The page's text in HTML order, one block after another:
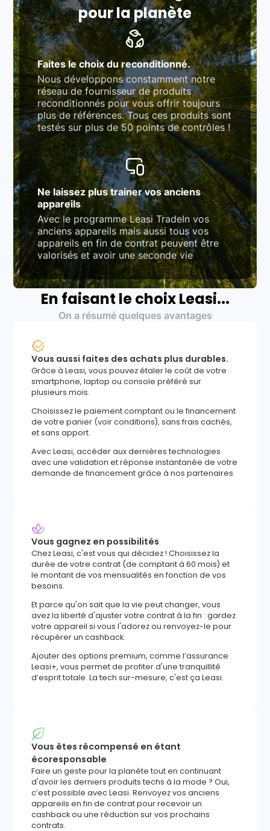
pour la planète
Faites le choix du reconditionné.
Nous développons constamment notre
réseau de fournisseur de produits
reconditionnés pour vous offrir toujours
plus de références. Tous ces produits sont
testés sur plus de 50 points de contrôles !
Ne laissez plus trainer vos anciens
appareils
Avec le programme Leasi TradeIn vos
anciens appareils mais aussi tous vos
appareils en fin de contrat peuvent être
valorisés et avoir une seconde vie
En faisant le choix Leasi...
On a résumé quelques avantages
Vous aussi faites des achats plus durables.
Grâce à Leasi, vous pouvez étaler le coût de votre
smartphone, laptop ou console préféré sur
plusieurs mois.
Choisissez le paiement comptant ou le financement
de votre panier (voir conditions), sans frais cachés,
et sans apport.
Avec Leasi, accéder aux dernières technologies
avec une validation et réponse instantanée de votre
demande de financement grâce à nos partenaires
Vous gagnez en possibilités
Chez Leasi, c'est vous qui décidez ! Choisissez la
durée de votre contrat (de comptant à 60 mois) et
le montant de vos mensualités en fonction de vos
besoins.
Et parce qu'on sait que la vie peut changer, vous
avez la liberté d'ajuster votre contrat à la fin : gardez
votre appareil si vous l'adorez ou renvoyez-le pour
récupérer un cashback.
Ajouter des options premium, comme l’assurance
Leasi+, vous permet de profiter d'une tranquillité
d’esprit totale. La tech sur-mesure, c'est ça Leasi.
Vous êtes récompensé en étant
écoresponsable
Faire un geste pour la planète tout en continuant
d'avoir les derniers produits techs à la mode ? Oui,
c’est possible avec Leasi. Renvoyez vos anciens
appareils en fin de contrat pour recevoir un
cashback ou une réduction sur vos prochains
contrats.